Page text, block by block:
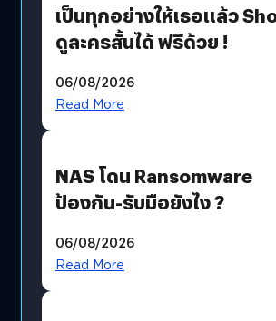
เป็นทุกอย่างให้เธอแล้ว
ดูละครสั้นได้ ฟรีด้วย !
06/08/2026
Read More
NAS โดน Ransomware
ป้องกัน-รับมือยังไง ?
06/08/2026
Read More